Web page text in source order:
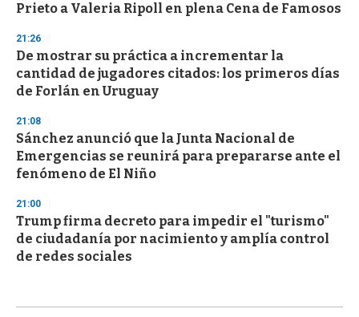
Prieto a Valeria Ripoll en plena Cena de Famosos
21:26
De mostrar su práctica a incrementar la
cantidad de jugadores citados: los primeros días
de Forlán en Uruguay
21:08
Sánchez anunció que la Junta Nacional de
Emergencias se reunirá para prepararse ante el
fenómeno de El Niño
21:00
Trump firma decreto para impedir el "turismo"
de ciudadanía por nacimiento y amplía control
de redes sociales